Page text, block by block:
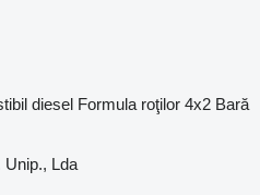
diesel Formula roţilor 4x2 Bară
Lda